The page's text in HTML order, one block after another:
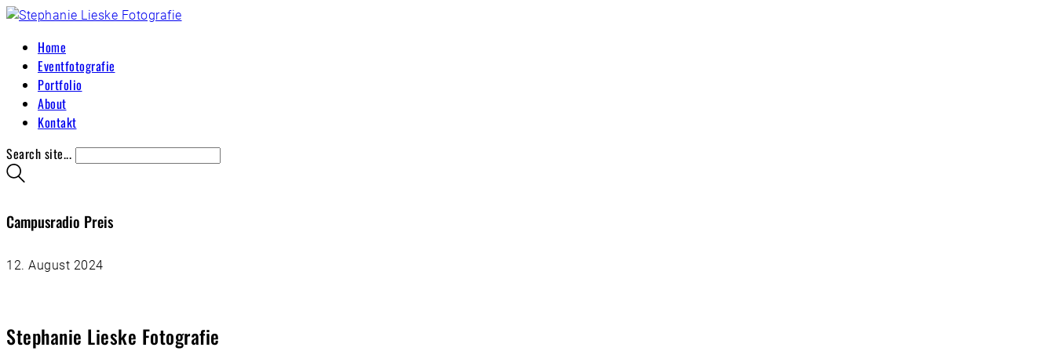
Home
Eventfotografie
Portfolio
About
Kontakt
Search site...
Campusradio Preis
12. August 2024
Stephanie Lieske Fotografie